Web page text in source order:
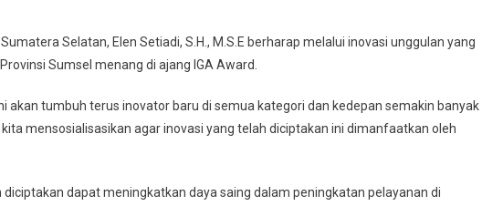
Selatan, Elen Setiadi, S.H., M.S.E berharap melalui inovasi unggulan yang
Sumsel menang di ajang IGA Award.
akan tumbuh terus inovator baru di semua kategori dan kedepan semakin banyak
mensosialisasikan agar inovasi yang telah diciptakan ini dimanfaatkan oleh
dapat meningkatkan daya saing dalam peningkatan pelayanan di